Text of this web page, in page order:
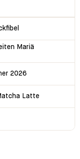
Mariä
2026
Latte